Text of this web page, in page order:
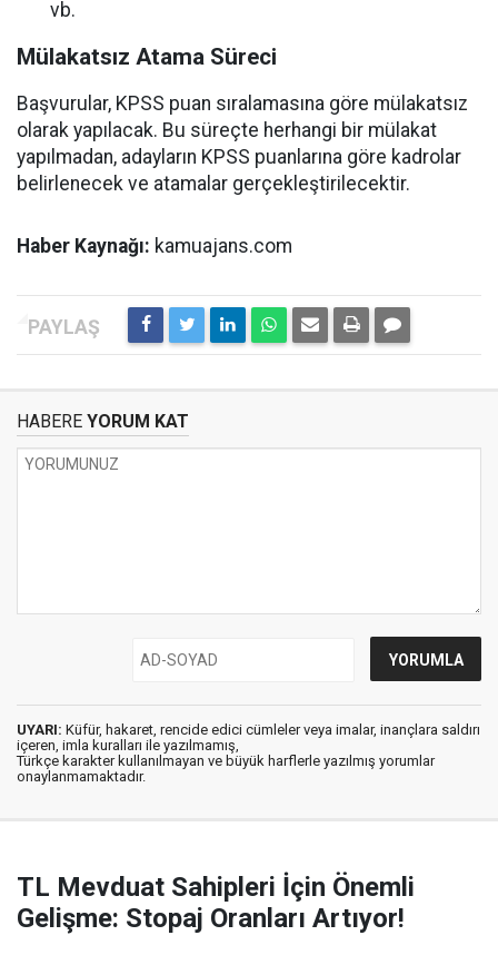
vb.
Mülakatsız Atama Süreci
Başvurular, KPSS puan sıralamasına göre mülakatsız
olarak yapılacak. Bu süreçte herhangi bir mülakat
yapılmadan, adayların KPSS puanlarına göre kadrolar
belirlenecek ve atamalar gerçekleştirilecektir.
Haber Kaynağı: kamuajans.com
HABERE YORUM KAT
UYARI: Küfür, hakaret, rencide edici cümleler veya imalar, inançlara saldırı
içeren, imla kuralları ile yazılmamış,
Türkçe karakter kullanılmayan ve büyük harflerle yazılmış yorumlar
onaylanmamaktadır.
TL Mevduat Sahipleri İçin Önemli
Gelişme: Stopaj Oranları Artıyor!